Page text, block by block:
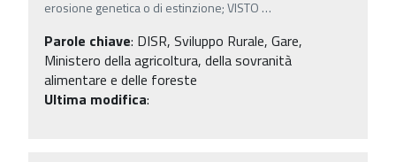
erosione genetica o di estinzione; VISTO …
Parole chiave: DISR, Sviluppo Rurale, Gare,
Ministero della agricoltura, della sovranità
alimentare e delle foreste
Ultima modifica: